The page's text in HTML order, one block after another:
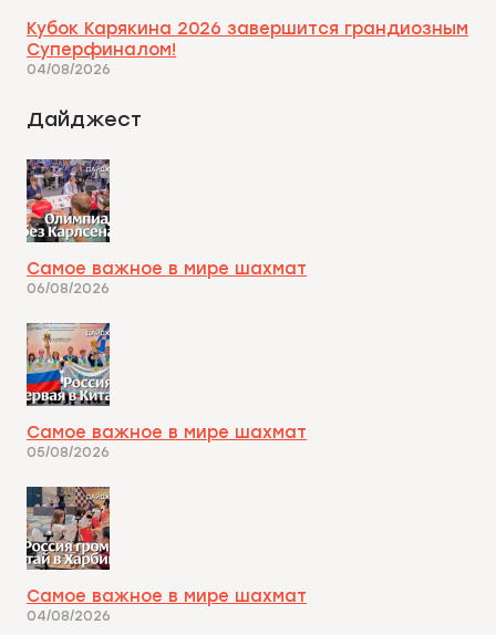
Кубок Карякина 2026 завершится грандиозным
Суперфиналом!
04/08/2026
Дайджест
Самое важное в мире шахмат
06/08/2026
Самое важное в мире шахмат
05/08/2026
Самое важное в мире шахмат
04/08/2026